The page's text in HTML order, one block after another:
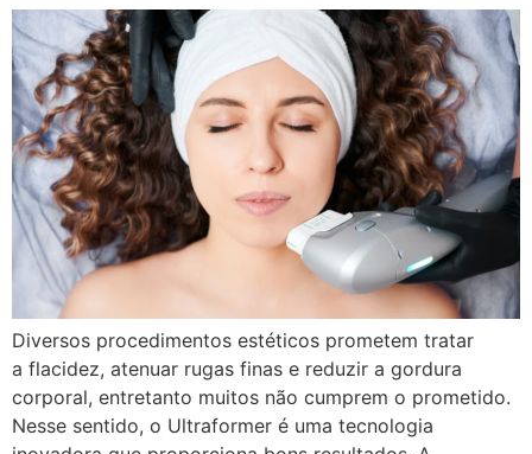
Diversos procedimentos estéticos prometem tratar
a flacidez, atenuar rugas finas e reduzir a gordura
corporal, entretanto muitos não cumprem o prometido.
Nesse sentido, o Ultraformer é uma tecnologia